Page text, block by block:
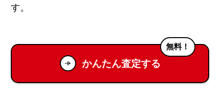
す。
かんたん査定する
無料！